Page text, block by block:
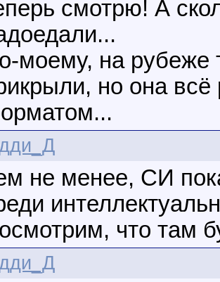
смотрю! А
моему, на рубеже
но она
не менее, СИ
что там